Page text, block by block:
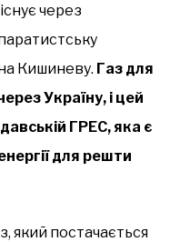
через
Кишиневу. Газ для
Україну, і цей
ГРЕС, яка є
для решти
який постачається